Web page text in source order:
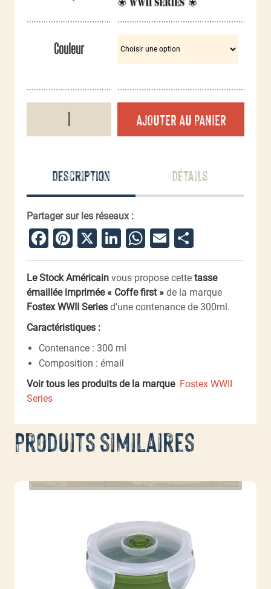
Couleur
AJOUTER AU PANIER
Description Détails
Partager sur les réseaux :
Facebook
Pinterest
X LinkedIn
WhatsApp
Email
Le Stock Américain vous propose cette tasse
émaillée imprimée « Coffe first » de la marque
Fostex WWII Series d’une contenance de 300ml.
Caractéristiques :
Contenance : 300 ml
Composition : émail
Voir tous les produits de la marque Fostex WWII
Series
Produits similaires